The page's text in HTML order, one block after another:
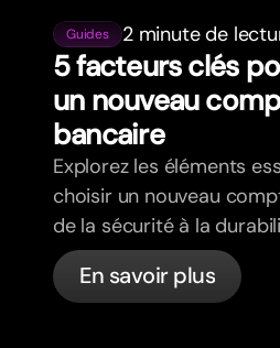
Guides 2 minute de
5 facteurs clés
un nouveau
bancaire
Explorez les éléments
choisir un nouveau
de la sécurité à la
En savoir plus